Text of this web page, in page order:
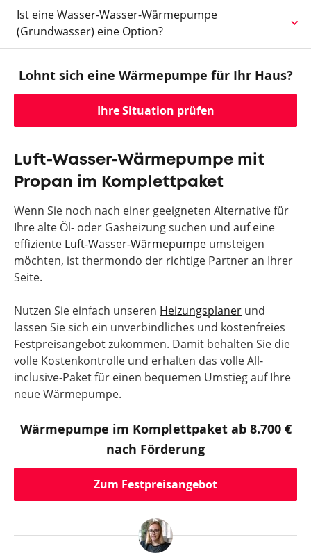
Ist eine Wasser-Wasser-Wärmepumpe
(Grundwasser) eine Option?
Lohnt sich eine Wärmepumpe für Ihr Haus?
Ihre Situation prüfen
Luft-Wasser-Wärmepumpe mit
Propan im Komplettpaket
Wenn Sie noch nach einer geeigneten Alternative für
Ihre alte Öl- oder Gasheizung suchen und auf eine
effiziente Luft-Wasser-Wärmepumpe umsteigen
möchten, ist thermondo der richtige Partner an Ihrer
Seite.
Nutzen Sie einfach unseren Heizungsplaner und
lassen Sie sich ein unverbindliches und kostenfreies
Festpreisangebot zukommen. Damit behalten Sie die
volle Kostenkontrolle und erhalten das volle All-
inclusive-Paket für einen bequemen Umstieg auf Ihre
neue Wärmepumpe.
Wärmepumpe im Komplettpaket ab 8.700 €
nach Förderung
Zum Festpreisangebot